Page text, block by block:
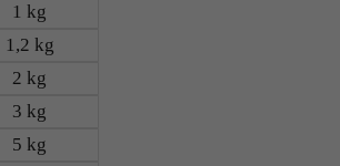
1 kg
1,2 kg
2 kg
3 kg
5 kg